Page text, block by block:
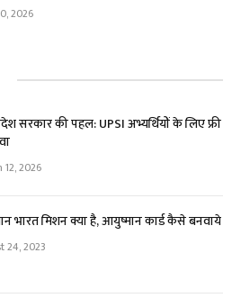
2026
सरकार की पहल: UPSI अभ्यर्थियों के लिए फ्री
2026
भारत मिशन क्या है, आयुष्मान कार्ड कैसे बनवाये
24, 2023